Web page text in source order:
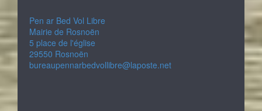
Pen ar Bed Vol Libre
Mairie de Rosnoën
5 place de l'église
29550 Rosnoën
bureaupennarbedvollibre@laposte.net